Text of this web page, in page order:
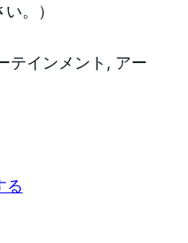
。）
テインメント, アー